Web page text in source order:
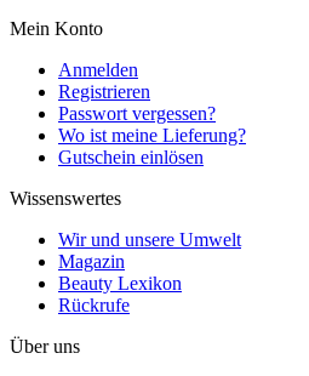
Mein Konto
Anmelden
Registrieren
Passwort vergessen?
Wo ist meine Lieferung?
Gutschein einlösen
Wissenswertes
Wir und unsere Umwelt
Magazin
Beauty Lexikon
Rückrufe
Über uns